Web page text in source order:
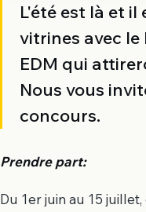
L'été est là et
vitrines avec
EDM qui
Nous vous
concours.
Prendre part:
Du 1er juin au 15